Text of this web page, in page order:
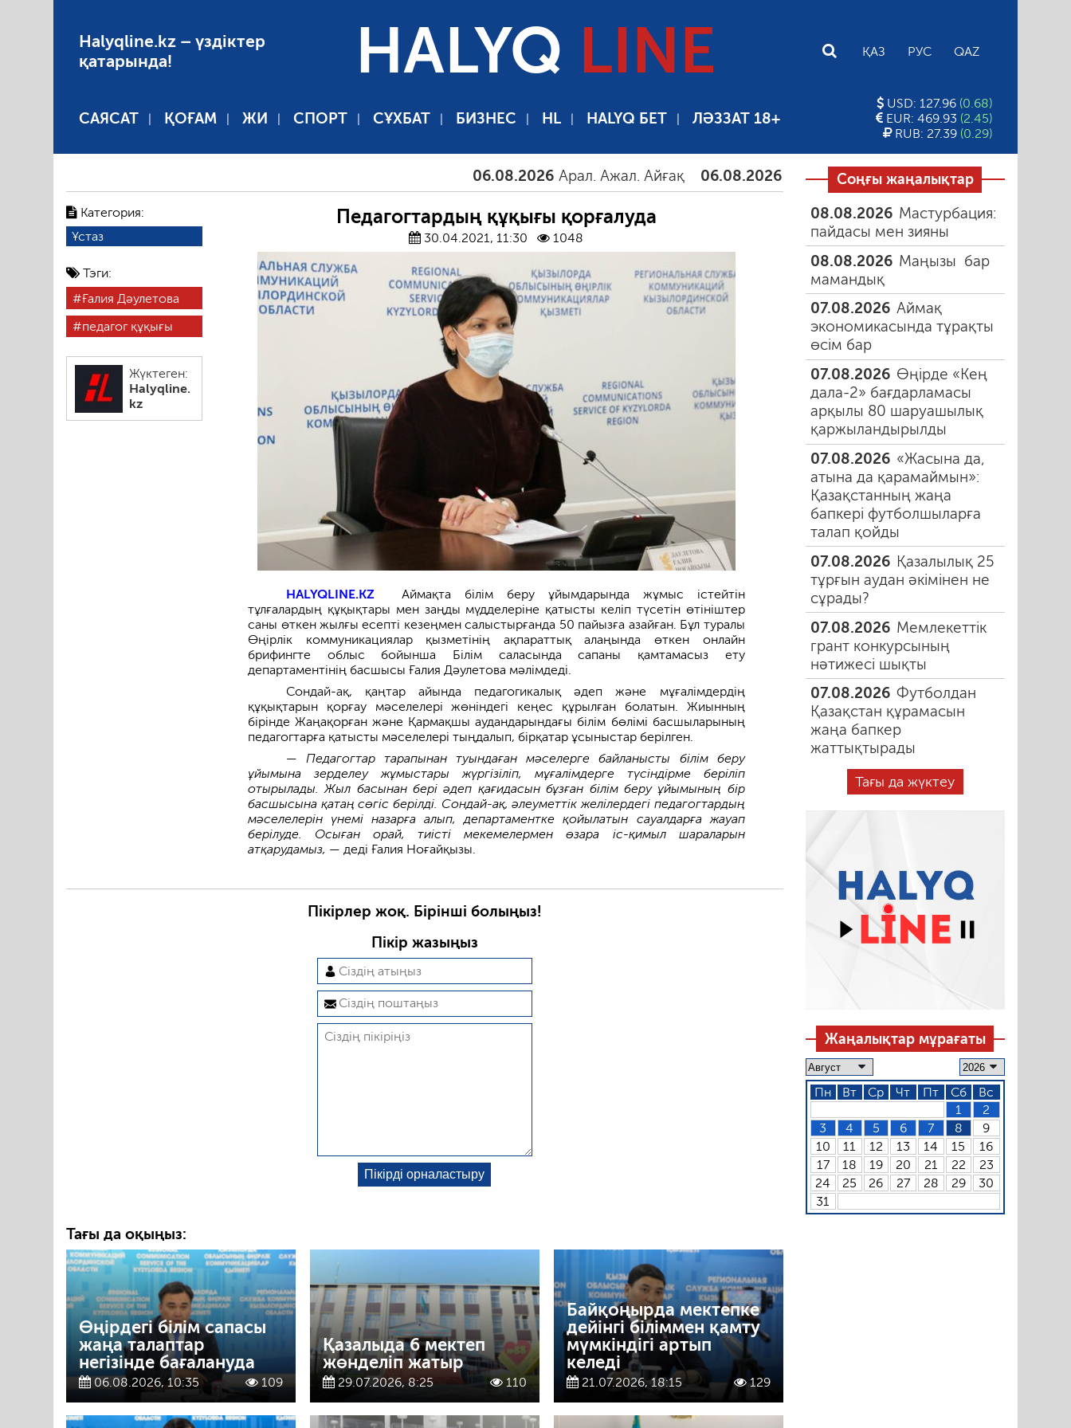
Halyqline.kz – үздіктер
қатарында!
HALYQ LINE ҚАЗ РУС QAZ
САЯСАТ ҚОҒАМ ЖИ СПОРТ СҰХБАТ БИЗНЕС HL HALYQ БЕТ ЛӘЗЗАТ 18+
USD: 127.96 (0.68)
EUR: 469.93 (2.45)
RUB: 27.39 (0.29)
06.08.2026 Арал. Ажал. Айғақ 06.08.2026 Тамыздағы таңғы түтін 06.08.2026
Категория:
Ұстаз
Тэги:
Ғалия Дәулетова
педагог құқығы
Жүктеген:
Halyqline.
kz
Педагогтардың құқығы қорғалуда
30.04.2021, 11:30 1048
HALYQLINE.KZ Аймақта білім беру ұйымдарында жұмыс істейтін
тұлғалардың құқықтары мен заңды мүдделеріне қатысты келіп түсетін өтініштер
саны өткен жылғы есепті кезеңмен салыстырғанда 50 пайызға азайған. Бұл туралы
Өңірлік коммуникациялар қызметінің ақпараттық алаңында өткен онлайн
брифингте облыс бойынша Білім саласында сапаны қамтамасыз ету
департаментінің басшысы Ғалия Дәулетова мәлімдеді.
Сондай-ақ, қаңтар айында педагогикалық әдеп және мұғалімдердің
құқықтарын қорғау мәселелері жөніндегі кеңес құрылған болатын. Жиынның
бірінде Жаңақорған және Қармақшы аудандарындағы білім бөлімі басшыларының
педагогтарға қатысты мәселелері тыңдалып, бірқатар ұсыныстар берілген.
— Педагогтар тарапынан туындаған мәселерге байланысты білім беру
ұйымына зерделеу жұмыстары жүргізіліп, мұғалімдерге түсіндірме беріліп
отырылады. Жыл басынан бері әдеп қағидасын бұзған білім беру ұйымының бір
басшысына қатаң сөгіс берілді. Сондай-ақ, әлеуметтік желілердегі педагогтардың
мәселелерін үнемі назарға алып, департаментке қойылатын сауалдарға жауап
берілуде. Осыған орай, тиісті мекемелермен өзара іс-қимыл шараларын
атқарудамыз, — деді Ғалия Ноғайқызы.
Пікірлер жоқ. Бірінші болыңыз!
Пікір жазыңыз
Тағы да оқыңыз:
Өңірдегі білім сапасы
жаңа талаптар
негізінде бағалануда
06.08.2026, 10:35 109
Қазалыда 6 мектеп
жөнделіп жатыр
29.07.2026, 8:25 110
Байқоңырда мектепке
дейінгі біліммен қамту
мүмкіндігі артып
келеді
21.07.2026, 18:15 129
Соңғы жаңалықтар
08.08.2026 Мастурбация:
пайдасы мен зияны
08.08.2026 Маңызы бар
мамандық
07.08.2026 Аймақ
экономикасында тұрақты
өсім бар
07.08.2026 Өңірде «Кең
дала-2» бағдарламасы
арқылы 80 шаруашылық
қаржыландырылды
07.08.2026 «Жасына да,
атына да қарамаймын»:
Қазақстанның жаңа
бапкері футболшыларға
талап қойды
07.08.2026 Қазалылық 25
тұрғын аудан әкімінен не
сұрады?
07.08.2026 Мемлекеттік
грант конкурсының
нәтижесі шықты
07.08.2026 Футболдан
Қазақстан құрамасын
жаңа бапкер
жаттықтырады
Тағы да жүктеу
Жаңалықтар мұрағаты
Пн Вт Ср Чт Пт Сб
Вс
1
2
3
4 5 6 7 8
9
10
11 12 13 14 15
16
17
18 19 20 21 22
23
24
25 26 27 28 29
30
31